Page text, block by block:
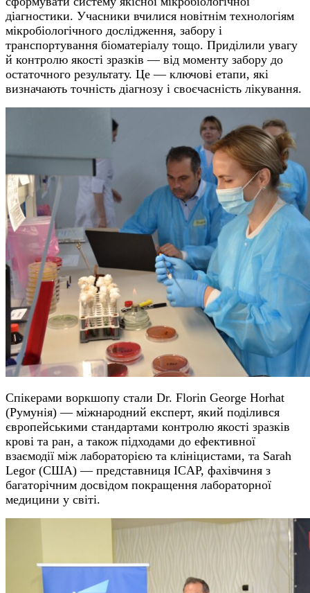
діагностики. Учасники вчилися новітнім технологіям
мікробіологічного дослідження, забору і
транспортування біоматеріалу тощо. Приділили увагу
й контролю якості зразків — від моменту забору до
остаточного результату. Це — ключові етапи, які
визначають точність діагнозу і своєчасність лікування.
Спікерами воркшопу стали Dr. Florin George Horhat
(Румунія) — міжнародний експерт, який поділився
європейськими стандартами контролю якості зразків
крові та ран, а також підходами до ефективної
взаємодії між лабораторією та клініцистами, та Sarah
Legor (США) — представниця ICAP, фахівчиня з
багаторічним досвідом покращення лабораторної
медицини у світі.